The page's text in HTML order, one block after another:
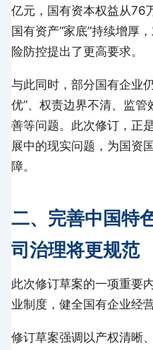
亿元，国有资本权益从76
国有资产“家底”持续增厚
险防控提出了更高要求。
与此同时，部分国有企业
优”、权责边界不清、监
善等问题。此次修订，正
展中的现实问题，为国资
障。
二、完善中国特
司治理将更规范
此次修订草案的一项重要
业制度，健全国有企业经
修订草案强调以产权清晰